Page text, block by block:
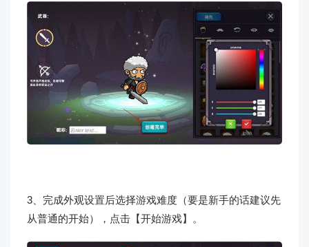
3、完成外观设置后选择游戏难度（要是新手的话建议先
从普通的开始），点击【开始游戏】。